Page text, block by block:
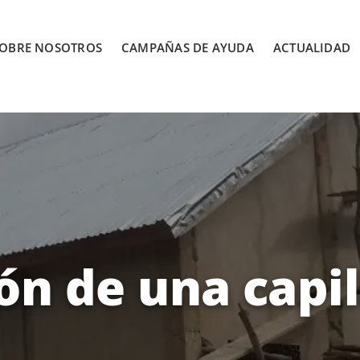
NOSOTROS CAMPAÑAS DE AYUDA ACTUALIDAD
de una